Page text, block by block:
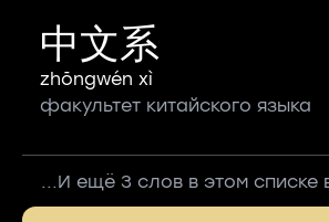
中文系
zhōngwén xì
факультет китайского языка
...И ещё 3 слов в этом списке